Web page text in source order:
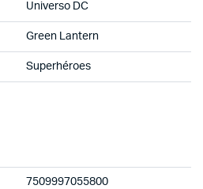
Universo DC
Green Lantern
Superhéroes
7509997055800